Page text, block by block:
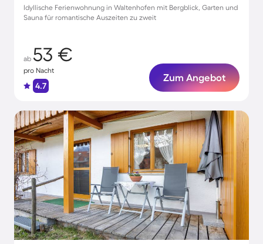
Idyllische Ferienwohnung in Waltenhofen mit Bergblick, Garten und
Sauna für romantische Auszeiten zu zweit
ab 53 €
pro Nacht
4.7
Zum Angebot